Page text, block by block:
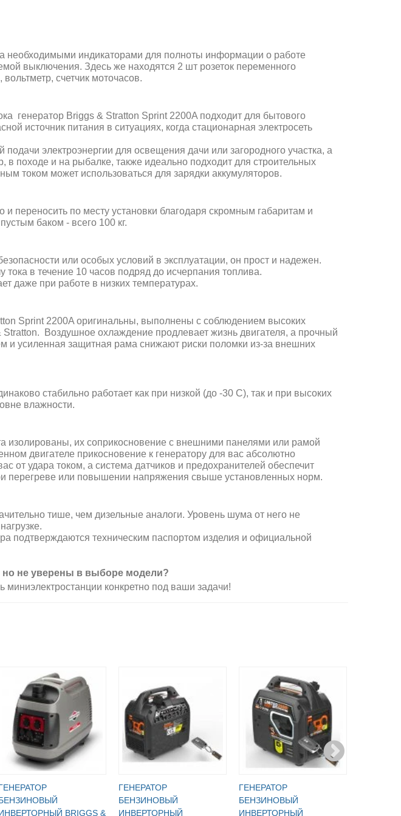
необходимыми индикаторами для полноты информации о работе
выключения. Здесь же находятся 2 шт розеток переменного
счетчик моточасов.
генератор Briggs & Stratton Sprint 2200Aподходит для бытового
источник питания в ситуациях, когда стационарная электросеть
электроэнергии для освещения дачи или загородного участка, а
в походе и на рыбалке, также идеально подходит для строительных
током может использоваться для зарядки аккумуляторов.
и переносить по месту установки благодаря скромным габаритам и
баком - всего 100 кг.
или особых условий в эксплуатации, он прост и надежен.
в течение 10 часов подряд до исчерпания топлива.
даже при работе в низких температурах.
Sprint 2200Aоригинальны, выполнены с соблюдением высоких
Stratton. Воздушное охлаждение продлевает жизнь двигателя, а прочный
и усиленная защитная рама снижают риски поломки из-за внешних
стабильно работает как при низкой (до -30 С), так и при высоких
влажности.
изолированы, их соприкосновение с внешними панелями или рамой
двигателе прикосновение к генератору для вас абсолютно
от удара током, а система датчиков и предохранителей обеспечит
перегреве или повышении напряжения свыше установленных норм.
тише, чем дизельные аналоги. Уровень шума от него не
подтверждаются техническим паспортом изделия и официальной
но не уверены в выборе модели?
конкретно под ваши задачи!
BRIGGS &
ГЕНЕРАТОР
БЕНЗИНОВЫЙ
ИНВЕРТОРНЫЙ
ГЕНЕРАТОР
БЕНЗИНОВЫЙ
ИНВЕРТОРНЫЙ